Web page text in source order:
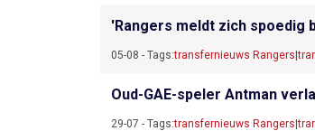
'Rangers meldt zich spoedig
05-08 - Tags:transfernieuws Rangers |
Oud-GAE-speler Antman
29-07 - Tags:transfernieuws Rangers |